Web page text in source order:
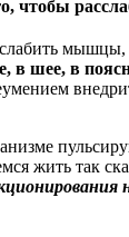
чтобы
мышцы,
в шее, в
жить так